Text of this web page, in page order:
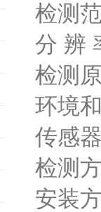
检测
分 辨
检测
环境
传感
检测
安装